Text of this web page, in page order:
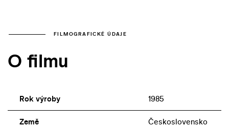
raději by viděli, aby synek peníze vydělané na brigádě v
sympatického snímku, který mimoděk vypovídá o
FILMOGRAFICKÉ ÚDAJE
O filmu
Rok výroby 1985
Země Československo